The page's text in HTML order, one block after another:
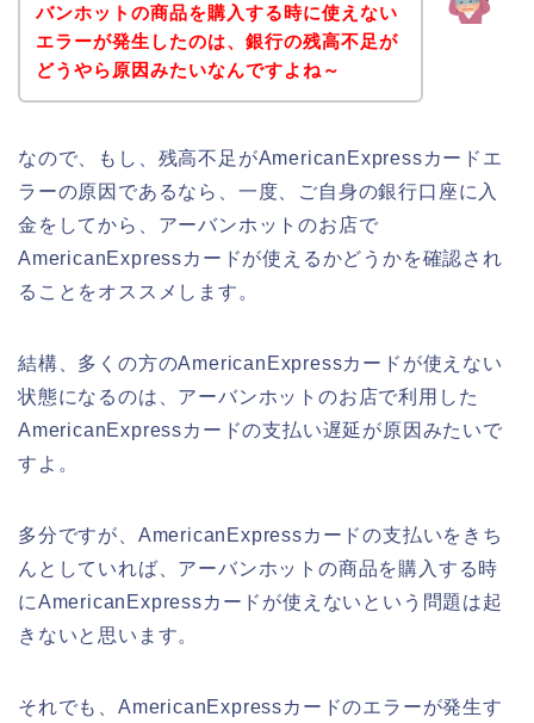
バンホットの商品を購入する時に使えない
エラーが発生したのは、銀行の残高不足が
どうやら原因みたいなんですよね～
なので、もし、残高不足がAmericanExpressカードエ
ラーの原因であるなら、一度、ご自身の銀行口座に入
金をしてから、アーバンホットのお店で
AmericanExpressカードが使えるかどうかを確認され
ることをオススメします。
結構、多くの方のAmericanExpressカードが使えない
状態になるのは、アーバンホットのお店で利用した
AmericanExpressカードの支払い遅延が原因みたいで
すよ。
多分ですが、AmericanExpressカードの支払いをきち
んとしていれば、アーバンホットの商品を購入する時
にAmericanExpressカードが使えないという問題は起
きないと思います。
それでも、AmericanExpressカードのエラーが発生す